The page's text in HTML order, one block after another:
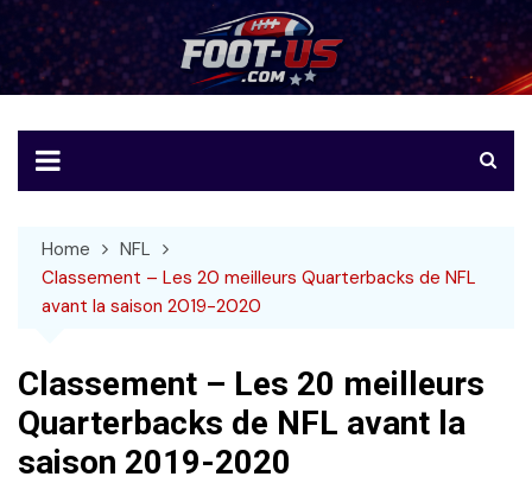
to
content
Foot-US
Le football américain en français
Home
NFL
Classement – Les 20 meilleurs Quarterbacks de NFL
avant la saison 2019-2020
Classement – Les 20 meilleurs
Quarterbacks de NFL avant la
saison 2019-2020